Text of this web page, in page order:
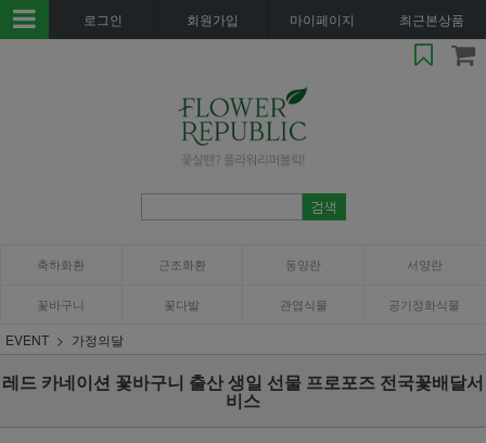
로그인 회원가입 마이페이지 최근본상품
축하화환 근조화환 동양란 서양란
꽃바구니 꽃다발 관엽식물 공기정화식물
EVENT 가정의달
레드 카네이션 꽃바구니 출산 생일 선물 프로포즈 전국꽃배달서
비스